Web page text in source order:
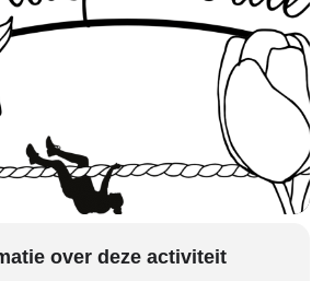
over deze activiteit